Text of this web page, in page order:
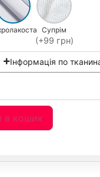
Супрім
(+99 грн)
Інформація по
в кошик